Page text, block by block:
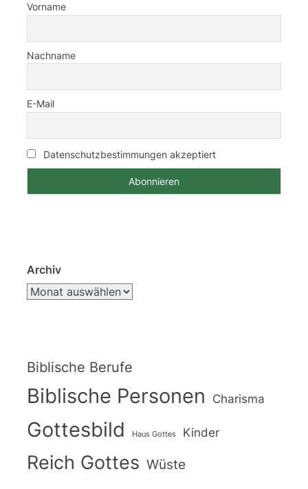
Vorname
Nachname
E-Mail
Datenschutzbestimmungen akzeptiert
Archiv
Biblische Berufe
Biblische Personen Charisma
Gottesbild Haus Gottes Kinder
Reich Gottes Wüste